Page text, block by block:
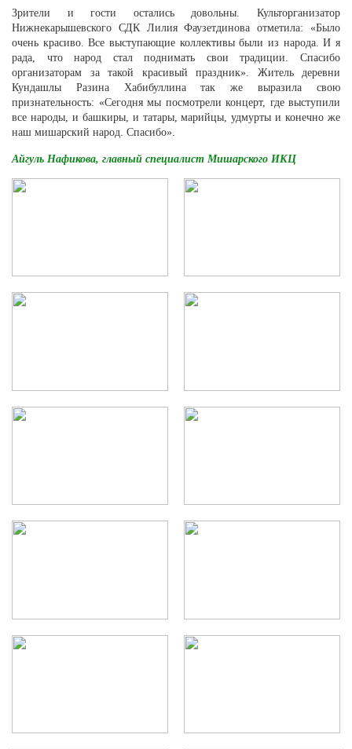
Зрители и гости остались довольны. Культорганизатор
Нижнекарышевского СДК Лилия Фаузетдинова отметила: «Было
очень красиво. Все выступающие коллективы были из народа. И я
рада, что народ стал поднимать свои традиции. Спасибо
организаторам за такой красивый праздник». Житель деревни
Кундашлы Разина Хабибуллина так же выразила свою
признательность: «Сегодня мы посмотрели концерт, где выступили
все народы, и башкиры, и татары, марийцы, удмурты и конечно же
наш мишарский народ. Спасибо».
Айгуль Нафикова, главный специалист Мишарского ИКЦ